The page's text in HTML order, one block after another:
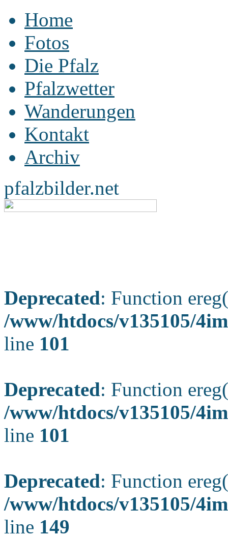
Home
Fotos
Die Pfalz
Pfalzwetter
Wanderungen
Kontakt
Archiv
pfalzbilder.net
Deprecated: Function
/www/htdocs/v135105/
line 101
Deprecated: Function
/www/htdocs/v135105/
line 101
Deprecated: Function
/www/htdocs/v135105/
line 149